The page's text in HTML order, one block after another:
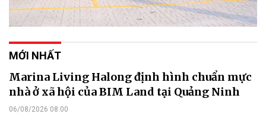
MỚI NHẤT
Marina Living Halong định hình chuẩn mực
nhà ở xã hội của BIM Land tại Quảng Ninh
06/08/2026 08:00